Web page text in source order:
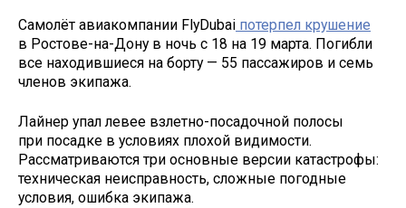
Самолёт авиакомпании FlyDubai потерпел крушение
в Ростове-на-Дону в ночь с 18 на 19 марта. Погибли
все находившиеся на борту — 55 пассажиров и семь
членов экипажа.
Лайнер упал левее взлетно-посадочной полосы
при посадке в условиях плохой видимости.
Рассматриваются три основные версии катастрофы:
техническая неисправность, сложные погодные
условия, ошибка экипажа.